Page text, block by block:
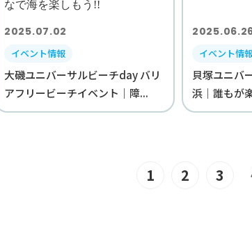
2025.07.02
イベント情報
大磯ユニバーサルビーチday バリ
アフリービーチイベント｜障...
イベント情
貝塚ユニバ
浜｜誰もが
1 2 3